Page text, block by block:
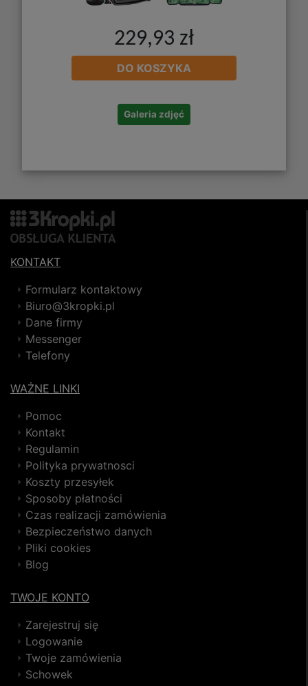
229,93 zł
DO KOSZYKA
Galeria zdjęć
KONTAKT
Formularz kontaktowy
Biuro@3kropki.pl
Dane firmy
Messenger
Telefony
WAŻNE LINKI
Pomoc
Kontakt
Regulamin
Polityka prywatnosci
Koszty przesyłek
Sposoby płatności
Czas realizacji zamówienia
Bezpieczeństwo danych
Pliki cookies
Blog
TWOJE KONTO
Zarejestruj się
Logowanie
Twoje zamówienia
Schowek